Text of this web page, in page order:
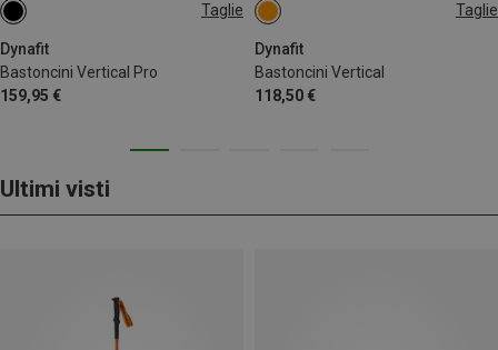
Taglie
Dynafit
Bastoncini Vertical Pro
159,95 €
120CM 135CM Taglie
Dynafit
Bastoncini Vertical
118,50 €
125CM
130CM
110CM
Ultimi visti